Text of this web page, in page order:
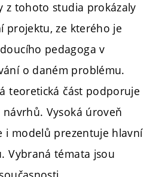
z tohoto studia prokázaly
projektu, ze kterého je
pedagoga v
o daném problému.
teoretická část podporuje
Vysoká úroveň
i modelů prezentuje hlavní
Vybraná témata jsou